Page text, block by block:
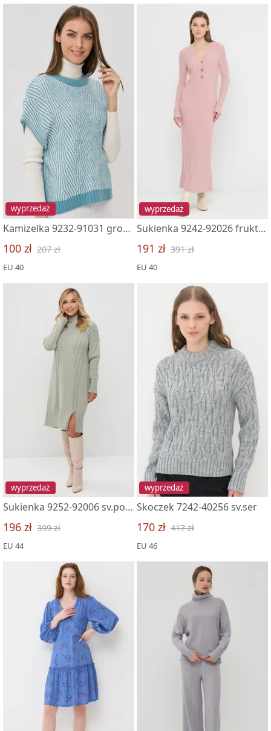
wyprzedaż
Kamizelka 9232-91031 grozovoe nebo/mol
100 zł 207 zł
EU 40
wyprzedaż
Sukienka 9242-92026 fruktovyj sorbet
191 zł 391 zł
EU 40
wyprzedaż
Sukienka 9252-92006 sv.polyn
196 zł 399 zł
EU 44
wyprzedaż
Skoczek 7242-40256 sv.ser
170 zł 417 zł
EU 46